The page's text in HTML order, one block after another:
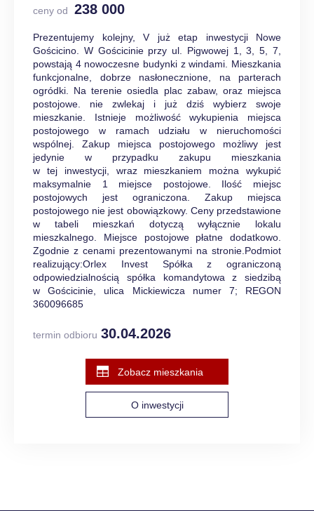
ceny od 238 000
Prezentujemy kolejny, V już etap inwestycji Nowe
Gościcino. W Gościcinie przy ul. Pigwowej 1, 3, 5, 7,
powstają 4 nowoczesne budynki z windami. Mieszkania
funkcjonalne, dobrze nasłonecznione, na parterach
ogródki. Na terenie osiedla plac zabaw, oraz miejsca
postojowe. nie zwlekaj i już dziś wybierz swoje
mieszkanie. Istnieje możliwość wykupienia miejsca
postojowego w ramach udziału w nieruchomości
wspólnej. Zakup miejsca postojowego możliwy jest
jedynie w przypadku zakupu mieszkania
w tej inwestycji, wraz mieszkaniem można wykupić
maksymalnie 1 miejsce postojowe. Ilość miejsc
postojowych jest ograniczona. Zakup miejsca
postojowego nie jest obowiązkowy. Ceny przedstawione
w tabeli mieszkań dotyczą wyłącznie lokalu
mieszkalnego. Miejsce postojowe płatne dodatkowo.
Zgodnie z cenami prezentowanymi na stronie.Podmiot
realizujący:Orlex Invest Spółka z ograniczoną
odpowiedzialnością spółka komandytowa z siedzibą
w Gościcinie, ulica Mickiewicza numer 7; REGON
360096685
termin odbioru 30.04.2026
Zobacz mieszkania
O inwestycji